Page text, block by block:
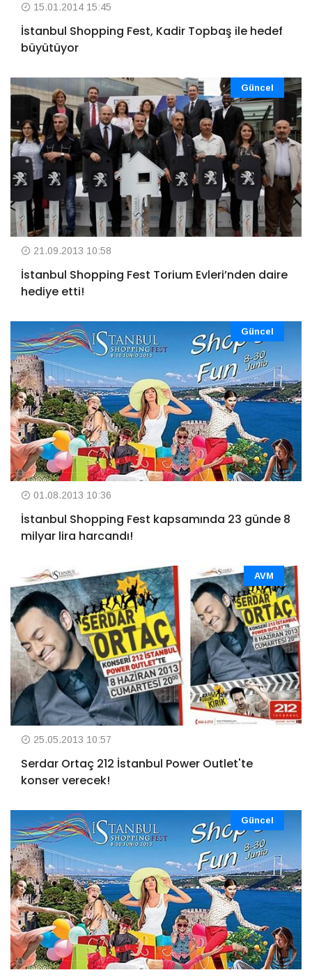
15.01.2014 15:45
İstanbul Shopping Fest, Kadir Topbaş ile hedef
büyütüyor
Güncel
21.09.2013 10:58
İstanbul Shopping Fest Torium Evleri’nden daire
hediye etti!
Güncel
01.08.2013 10:36
İstanbul Shopping Fest kapsamında 23 günde 8
milyar lira harcandı!
AVM
25.05.2013 10:57
Serdar Ortaç 212 İstanbul Power Outlet'te
konser verecek!
Güncel